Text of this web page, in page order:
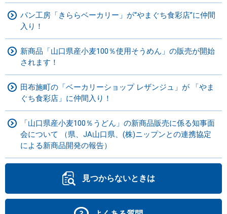
パン工房「きららベーカリー」が“やまぐち食彩店”に仲間
入り！
新商品「山口県産小麦100％使用そうめん」の販売が開始
されます！
田布施町の「ベーカリーショップ レザンジュ」が 「やま
ぐち食彩店」に仲間入り！
「山口県産小麦100％うどん」の新商品販売に係る知事面
会について （県、JA山口県、(株)ニップンとの連携協定
による新商品開発の報告）
見つからないときは